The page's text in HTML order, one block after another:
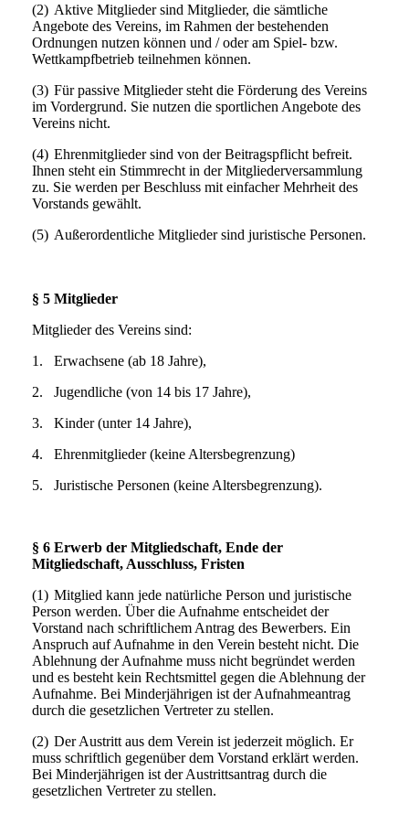
(2) Aktive Mitglieder sind Mitglieder, die sämtliche
Angebote des Vereins, im Rahmen der bestehenden
Ordnungen nutzen können und / oder am Spiel- bzw.
Wettkampfbetrieb teilnehmen können.
(3) Für passive Mitglieder steht die Förderung des Vereins
im Vordergrund. Sie nutzen die sportlichen Angebote des
Vereins nicht.
(4) Ehrenmitglieder sind von der Beitragspflicht befreit.
Ihnen steht ein Stimmrecht in der Mitgliederversammlung
zu. Sie werden per Beschluss mit einfacher Mehrheit des
Vorstands gewählt.
(5) Außerordentliche Mitglieder sind juristische Personen.
§ 5 Mitglieder
Mitglieder des Vereins sind:
1.
Erwachsene (ab 18 Jahre),
2.
Jugendliche (von 14 bis 17 Jahre),
3.
Kinder (unter 14 Jahre),
4.
Ehrenmitglieder (keine Altersbegrenzung)
5.
Juristische Personen (keine Altersbegrenzung).
§ 6 Erwerb der Mitgliedschaft, Ende der
Mitgliedschaft, Ausschluss, Fristen
(1) Mitglied kann jede natürliche Person und juristische
Person werden. Über die Aufnahme entscheidet der
Vorstand nach schriftlichem Antrag des Bewerbers. Ein
Anspruch auf Aufnahme in den Verein besteht nicht. Die
Ablehnung der Aufnahme muss nicht begründet werden
und es besteht kein Rechtsmittel gegen die Ablehnung der
Aufnahme. Bei Minderjährigen ist der Aufnahmeantrag
durch die gesetzlichen Vertreter zu stellen.
(2) Der Austritt aus dem Verein ist jederzeit möglich. Er
muss schriftlich gegenüber dem Vorstand erklärt werden.
Bei Minderjährigen ist der Austrittsantrag durch die
gesetzlichen Vertreter zu stellen.